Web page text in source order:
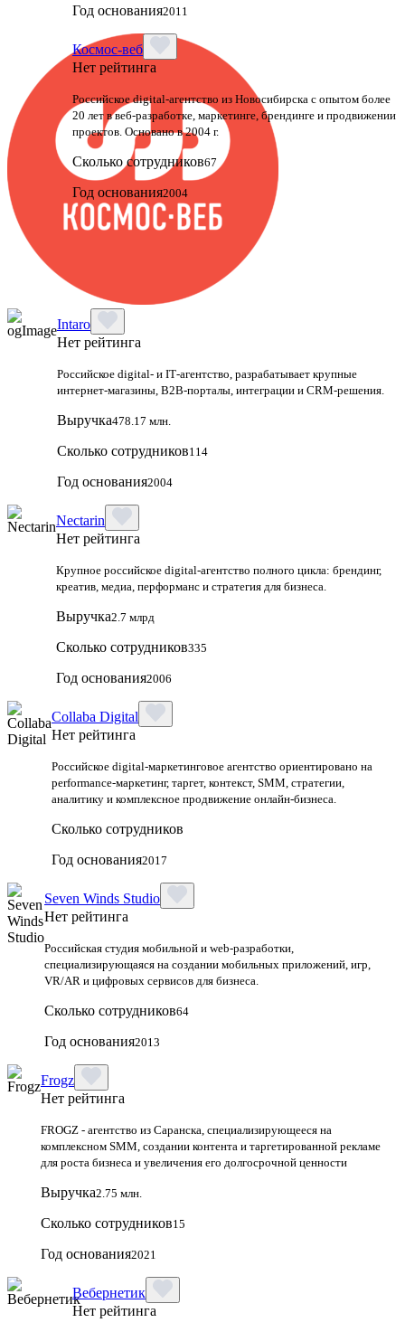
Год основания2011
Космос-веб
Нет рейтинга
Российское digital-агентство из Новосибирска с опытом более
20 лет в веб-разработке, маркетинге, брендинге и продвижении
проектов. Основано в 2004 г.
Сколько сотрудников67
Год основания2004
Intaro
Нет рейтинга
Российское digital‑ и IT‑агентство, разрабатывает крупные
интернет‑магазины, B2B‑порталы, интеграции и CRM‑решения.
Выручка478.17 млн.
Сколько сотрудников114
Год основания2004
Nectarin
Нет рейтинга
Крупное российское digital‑агентство полного цикла: брендинг,
креатив, медиа, перформанс и стратегия для бизнеса.
Выручка2.7 млрд
Сколько сотрудников335
Год основания2006
Collaba Digital
Нет рейтинга
Российское digital-маркетинговое агентство ориентировано на
performance-маркетинг, таргет, контекст, SMM, стратегии,
аналитику и комплексное продвижение онлайн-бизнеса.
Сколько сотрудников
Год основания2017
Seven Winds Studio
Нет рейтинга
Российская студия мобильной и web-разработки,
специализирующаяся на создании мобильных приложений, игр,
VR/AR и цифровых сервисов для бизнеса.
Сколько сотрудников64
Год основания2013
Frogz
Нет рейтинга
FROGZ - агентство из Саранска, специализирующееся на
комплексном SMM, создании контента и таргетированной рекламе
для роста бизнеса и увеличения его долгосрочной ценности
Выручка2.75 млн.
Сколько сотрудников15
Год основания2021
Вебернетик
Нет рейтинга